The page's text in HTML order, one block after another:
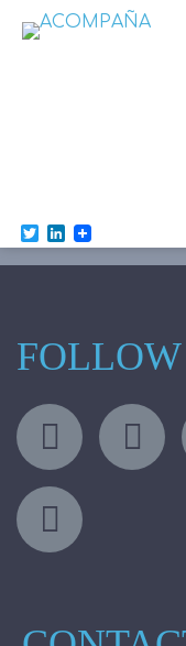
TwitterLinkedIn
FOLLOW